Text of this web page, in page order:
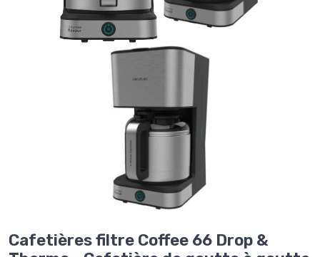
Cafetières filtre Coffee 66 Drop &